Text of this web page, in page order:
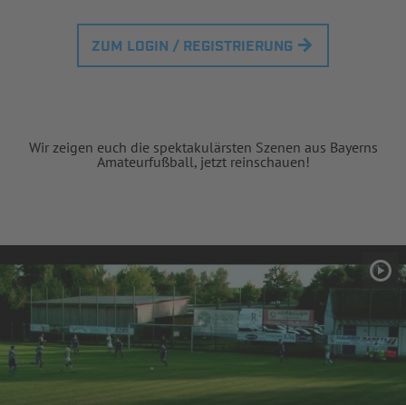
ZUM LOGIN / REGISTRIERUNG
Wir zeigen euch die spektakulärsten Szenen aus Bayerns
Amateurfußball, jetzt reinschauen!